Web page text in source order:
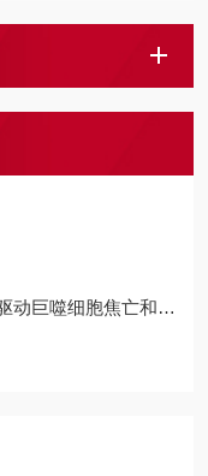
焦亡和脓毒症炎症反应